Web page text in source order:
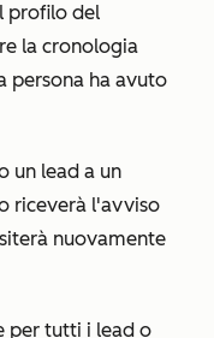
profilo del
la cronologia
persona ha avuto
un lead a un
riceverà l'avviso
nuovamente
per tutti i lead o